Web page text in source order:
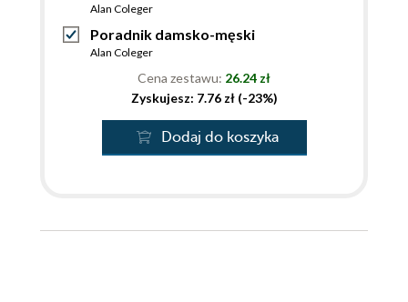
Alan Coleger
Poradnik damsko-męski
Alan Coleger
Cena zestawu: 26.24 zł
Zyskujesz: 7.76 zł (-23%)
Dodaj do koszyka